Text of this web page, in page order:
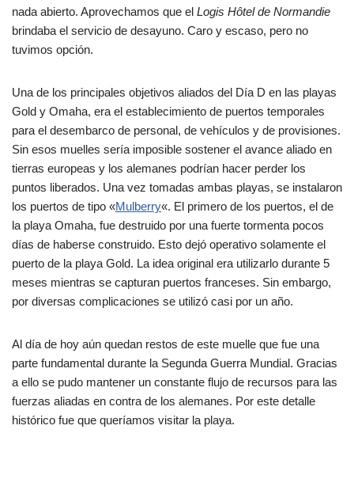
nada abierto. Aprovechamos que el Logis Hôtel de Normandie
brindaba el servicio de desayuno. Caro y escaso, pero no
tuvimos opción.
Una de los principales objetivos aliados del Día D en las playas
Gold y Omaha, era el establecimiento de puertos temporales
para el desembarco de personal, de vehículos y de provisiones.
Sin esos muelles sería imposible sostener el avance aliado en
tierras europeas y los alemanes podrían hacer perder los
puntos liberados. Una vez tomadas ambas playas, se instalaron
los puertos de tipo «Mulberry«. El primero de los puertos, el de
la playa Omaha, fue destruido por una fuerte tormenta pocos
días de haberse construido. Esto dejó operativo solamente el
puerto de la playa Gold. La idea original era utilizarlo durante 5
meses mientras se capturan puertos franceses. Sin embargo,
por diversas complicaciones se utilizó casi por un año.
Al día de hoy aún quedan restos de este muelle que fue una
parte fundamental durante la Segunda Guerra Mundial. Gracias
a ello se pudo mantener un constante flujo de recursos para las
fuerzas aliadas en contra de los alemanes. Por este detalle
histórico fue que queríamos visitar la playa.